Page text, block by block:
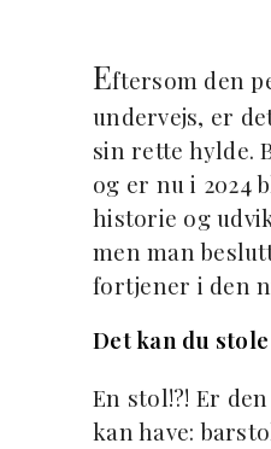
Eftersom den
undervejs, er
sin rette hylde.
og er nu i 2024
historie og
men man
fortjener i den
Det kan du stole
En stol!?! Er
kan have: